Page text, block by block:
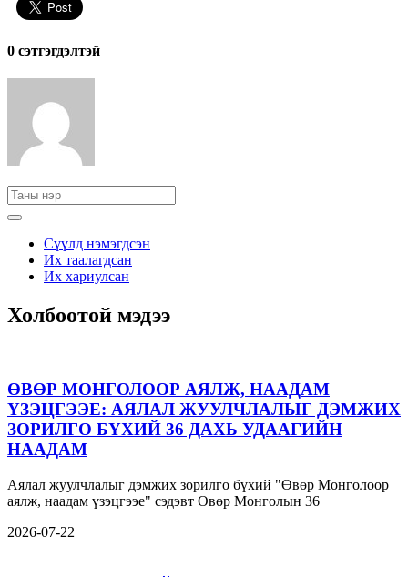
0 cэтгэгдэлтэй
Сүүлд нэмэгдсэн
Их таалагдсан
Их хариулсан
Холбоотой мэдээ
ӨВӨР МОНГОЛООР АЯЛЖ, НААДАМ
ҮЗЭЦГЭЭЕ: АЯЛАЛ ЖУУЛЧЛАЛЫГ ДЭМЖИХ
ЗОРИЛГО БҮХИЙ 36 ДАХЬ УДААГИЙН
НААДАМ
Аялал жуулчлалыг дэмжих зорилго бүхий "Өвөр Монголоор
аялж, наадам үзэцгээе" сэдэвт Өвөр Монголын 36
2026-07-22